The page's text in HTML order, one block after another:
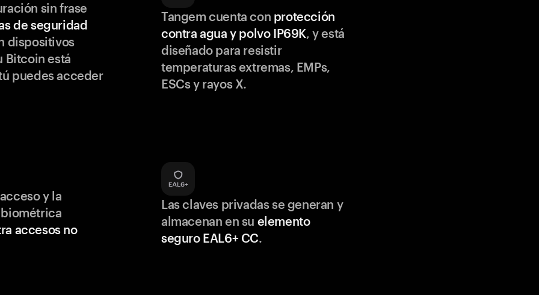
sin frase
de seguridad
dispositivos
Bitcoin está
puedes acceder
Tangem cuenta con protección
contra agua y polvo IP69K, y está
diseñado para resistir
temperaturas extremas, EMPs,
ESCs y rayos X.
y la
accesos no
Las claves privadas se generan y
almacenan en su elemento
seguro EAL6+ CC.